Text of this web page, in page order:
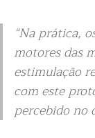
“Na prática,
motores das
estimulação
com este
percebido no